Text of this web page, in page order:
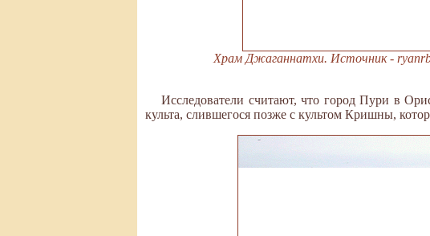
Храм Джаганнатхи. Источник -
Исследователи считают, что город Пури в
культа, слившегося позже с культом Кришны,